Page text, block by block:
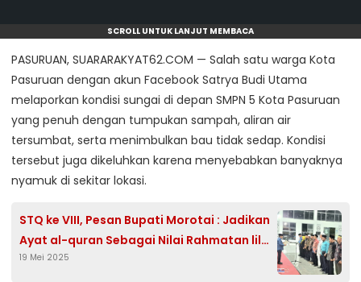
SCROLL UNTUK LANJUT MEMBACA
PASURUAN, SUARARAKYAT62.COM — Salah satu warga Kota
Pasuruan dengan akun Facebook Satrya Budi Utama
melaporkan kondisi sungai di depan SMPN 5 Kota Pasuruan
yang penuh dengan tumpukan sampah, aliran air
tersumbat, serta menimbulkan bau tidak sedap. Kondisi
tersebut juga dikeluhkan karena menyebabkan banyaknya
nyamuk di sekitar lokasi.
STQ ke VIII, Pesan Bupati Morotai : Jadikan
Ayat al-quran Sebagai Nilai Rahmatan lil
‘alamin
19 Mei 2025